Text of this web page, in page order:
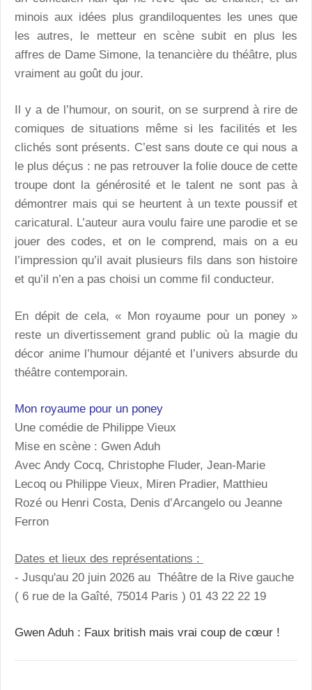
minois aux idées plus grandiloquentes les unes que
les autres, le metteur en scène subit en plus les
affres de Dame Simone, la tenancière du théâtre, plus
vraiment au goût du jour.
Il y a de l’humour, on sourit, on se surprend à rire de
comiques de situations même si les facilités et les
clichés sont présents. C’est sans doute ce qui nous a
le plus déçus : ne pas retrouver la folie douce de cette
troupe dont la générosité et le talent ne sont pas à
démontrer mais qui se heurtent à un texte poussif et
caricatural. L’auteur aura voulu faire une parodie et se
jouer des codes, et on le comprend, mais on a eu
l’impression qu’il avait plusieurs fils dans son histoire
et qu’il n’en a pas choisi un comme fil conducteur.
En dépit de cela, « Mon royaume pour un poney »
reste un divertissement grand public où la magie du
décor anime l’humour déjanté et l’univers absurde du
théâtre contemporain.
Mon royaume pour un poney
Une comédie de Philippe Vieux
Mise en scène : Gwen Aduh
Avec Andy Cocq, Christophe Fluder, Jean-Marie
Lecoq ou Philippe Vieux, Miren Pradier, Matthieu
Rozé ou Henri Costa, Denis d’Arcangelo ou Jeanne
Ferron
Dates et lieux des représentations :
- Jusqu'au 20 juin 2026 au Théâtre de la Rive gauche
( 6 rue de la Gaîté, 75014 Paris ) 01 43 22 22 19
Gwen Aduh : Faux british mais vrai coup de cœur !